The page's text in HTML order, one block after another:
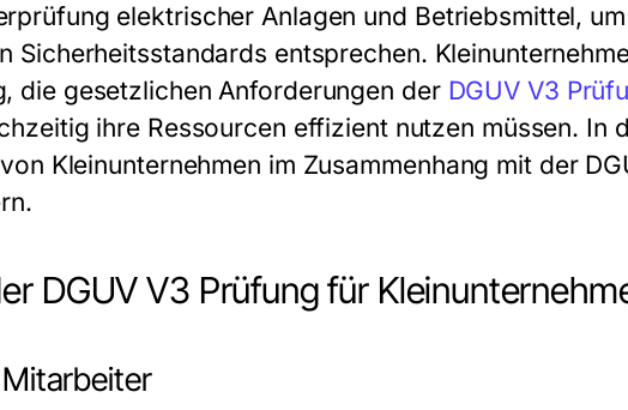
elektrischer Anlagen und Betriebsmittel,
Sicherheitsstandards entsprechen.
die gesetzlichen Anforderungen der DGUV V3
ihre Ressourcen effizient nutzen müssen. In
Kleinunternehmen im Zusammenhang mit der
DGUV V3 Prüfung für